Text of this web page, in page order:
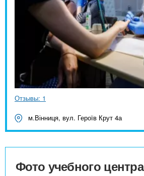
Отзывы: 1
м.Вінниця, вул. Героїв Крут 4а
Фото учебного центра